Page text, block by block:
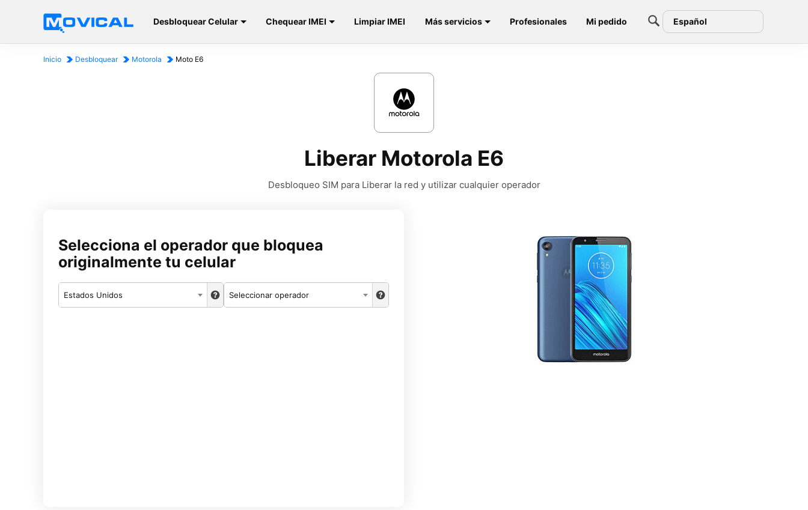
Desbloquear Celular Chequear IMEI Limpiar IMEI Más servicios Profesionales Mi pedido Español
Inicio Desbloquear Motorola Moto E6
Liberar Motorola E6
Desbloqueo SIM para Liberar la red y utilizar cualquier operador
Selecciona el operador que bloquea
originalmente tu celular
Estados Unidos Seleccionar operador